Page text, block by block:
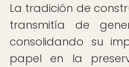
La tradición de
transmitía de
consolidando su
papel en la